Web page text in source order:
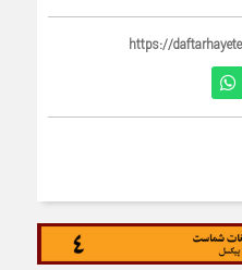
https://